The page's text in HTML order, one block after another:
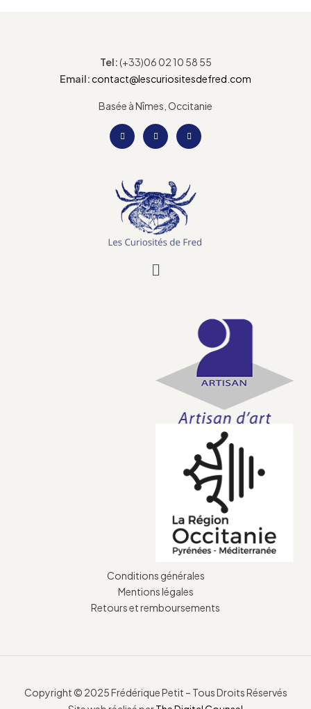
Tel:(+33)06 02 10 58 55
Email:contact@lescuriositesdefred.com
Basée à Nîmes, Occitanie
Conditions générales
Mentions légales
Retours et remboursements
Copyright © 2025 Frédérique Petit – Tous Droits Réservés